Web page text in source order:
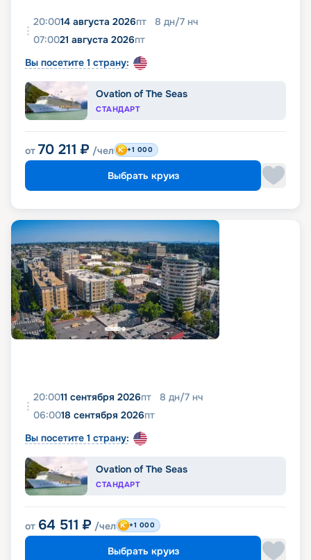
20:0014 августа 2026пт 8 дн/7 нч
07:0021 августа 2026пт
Вы посетите 1 страну:
Ovation of The Seas
СТАНДАРТ
от 70 211 ₽ /чел +1 000
Выбрать круиз
20:0011 сентября 2026пт 8 дн/7 нч
06:0018 сентября 2026пт
Вы посетите 1 страну:
Ovation of The Seas
СТАНДАРТ
от 64 511 ₽ /чел +1 000
Выбрать круиз